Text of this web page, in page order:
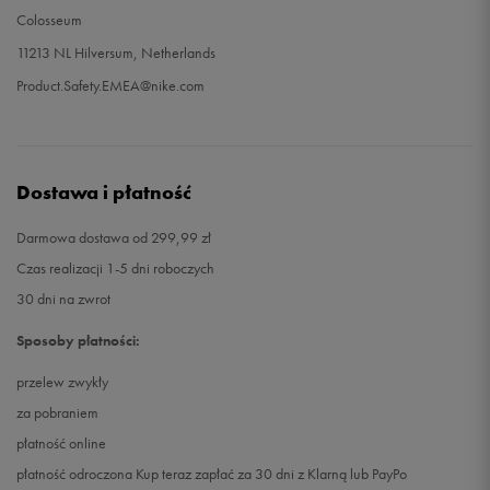
Colosseum
11213 NL Hilversum, Netherlands
Product.Safety.EMEA@nike.com
Dostawa i płatność
Darmowa dostawa od 299,99 zł
Czas realizacji 1-5 dni roboczych
30 dni na zwrot
Sposoby płatności:
przelew zwykły
za pobraniem
płatność online
płatność odroczona Kup teraz zapłać za 30 dni z Klarną lub PayPo